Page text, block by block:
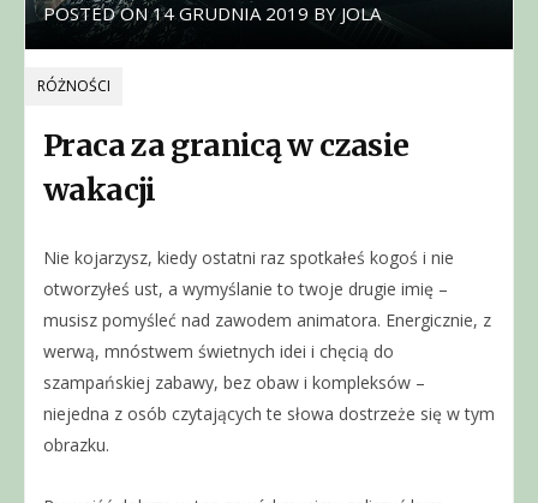
POSTED ON14 GRUDNIA 2019 BY JOLA
RÓŻNOŚCI
Praca za granicą w czasie
wakacji
Nie kojarzysz, kiedy ostatni raz spotkałeś kogoś i nie
otworzyłeś ust, a wymyślanie to twoje drugie imię –
musisz pomyśleć nad zawodem animatora. Energicznie, z
werwą, mnóstwem świetnych idei i chęcią do
szampańskiej zabawy, bez obaw i kompleksów –
niejedna z osób czytających te słowa dostrzeże się w tym
obrazku.